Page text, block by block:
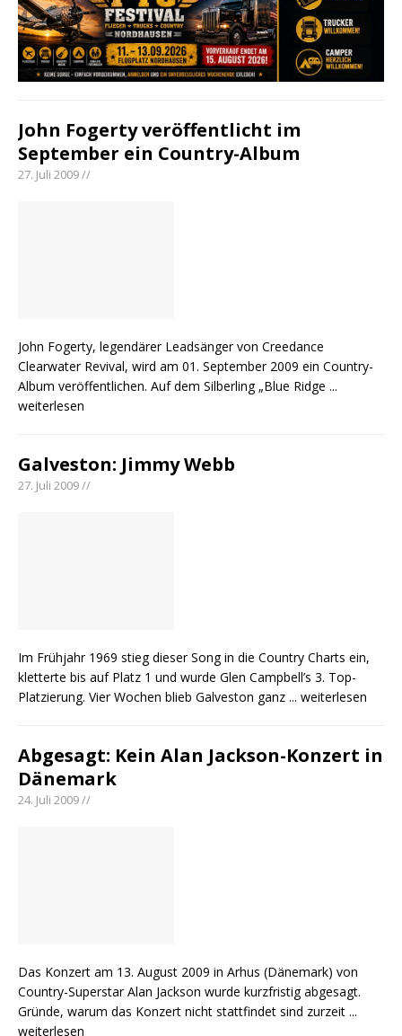
John Fogerty veröffentlicht im
September ein Country-Album
27. Juli 2009 //
John Fogerty, legendärer Leadsänger von Creedance
Clearwater Revival, wird am 01. September 2009 ein Country-
Album veröffentlichen. Auf dem Silberling „Blue Ridge ...
weiterlesen
Galveston: Jimmy Webb
27. Juli 2009 //
Im Frühjahr 1969 stieg dieser Song in die Country Charts ein,
kletterte bis auf Platz 1 und wurde Glen Campbell’s 3. Top-
Platzierung. Vier Wochen blieb Galveston ganz ... weiterlesen
Abgesagt: Kein Alan Jackson-Konzert in
Dänemark
24. Juli 2009 //
Das Konzert am 13. August 2009 in Arhus (Dänemark) von
Country-Superstar Alan Jackson wurde kurzfristig abgesagt.
Gründe, warum das Konzert nicht stattfindet sind zurzeit ...
weiterlesen